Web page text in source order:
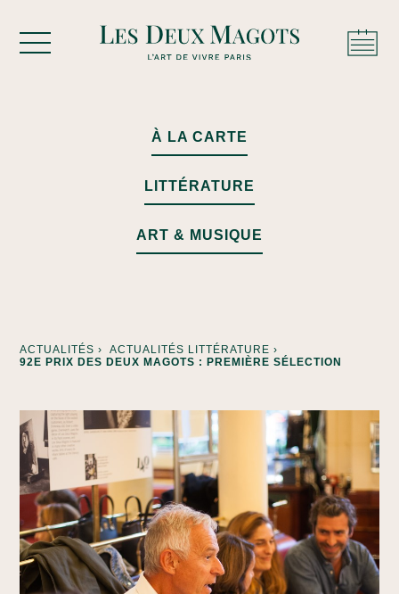
À LA CARTE
LITTÉRATURE
ART & MUSIQUE
ACTUALITÉS ›ACTUALITÉS LITTÉRATURE ›
92E PRIX DES DEUX MAGOTS : PREMIÈRE SÉLECTION